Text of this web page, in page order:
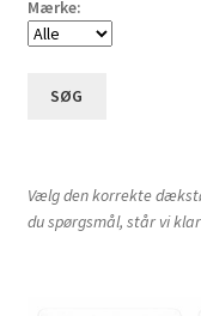
Mærke:
SØG
Vælg den korrekte
du spørgsmål, står vi